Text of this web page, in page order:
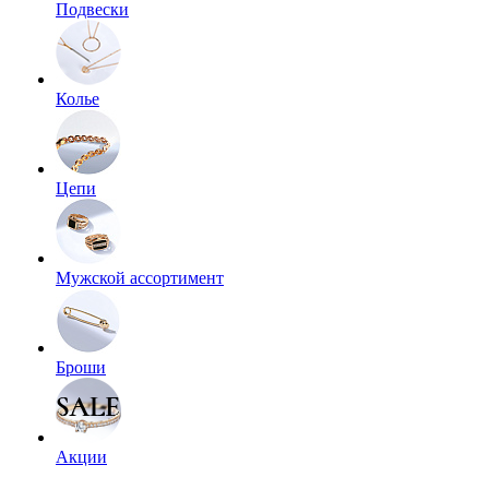
Подвески
Колье
Цепи
Мужской ассортимент
Броши
Акции